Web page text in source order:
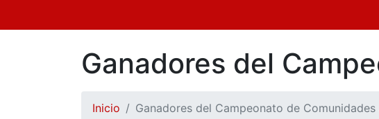
Ganadores del
Inicio Ganadores del Campeonato de